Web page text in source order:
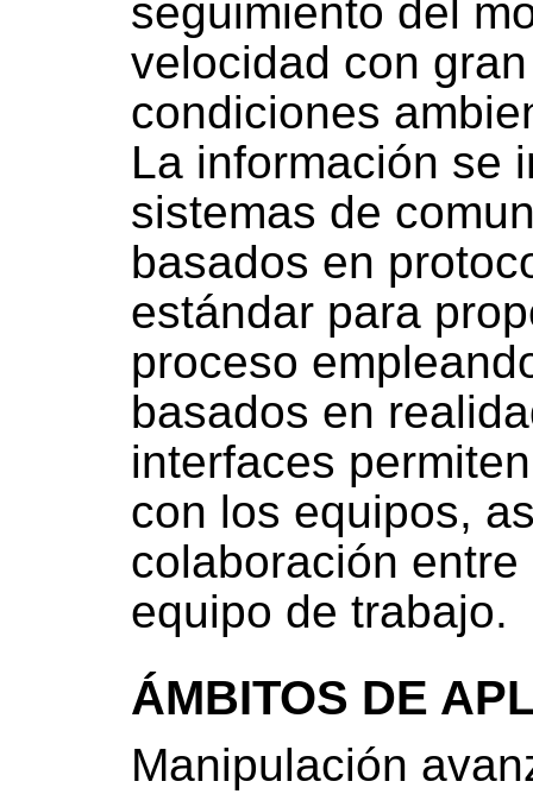
seguimiento del
velocidad con
condiciones
La información se
sistemas de
basados en
estándar para
proceso
basados en
interfaces
con los equipos,
colaboración
equipo de trabajo.
ÁMBITOS DE
Manipulación